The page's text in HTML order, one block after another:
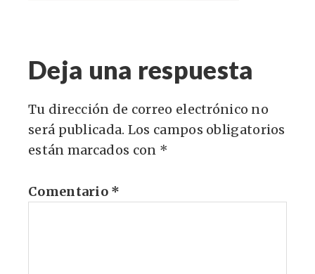
Deja una respuesta
Tu dirección de correo electrónico no
será publicada. Los campos obligatorios
están marcados con *
Comentario *